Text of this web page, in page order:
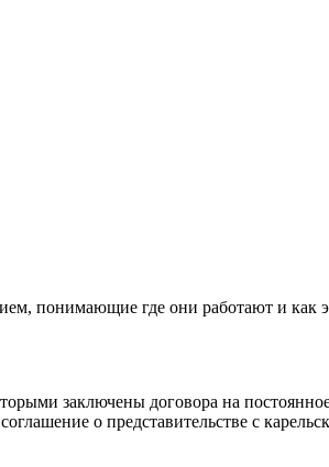
понимающие где они работают и
заключены договора на
о представительстве с